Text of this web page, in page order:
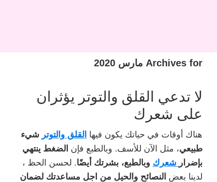
Archives for مارس 2020
لا تدعي القلق والتوتر يؤثران
على شعرك
هناك أوقات في حياتك يكون فيها القلق والتوتر شيء
طبيعي، مثل الآن للأسف. وبالطبع فإن الضغط ينتهي
بإضرار شعرك وبالطبع، بشرتك أيضًا. لحسن الحظ ،
لدينا بعض النصائح والحيل من اجل مساعدتك لضمان